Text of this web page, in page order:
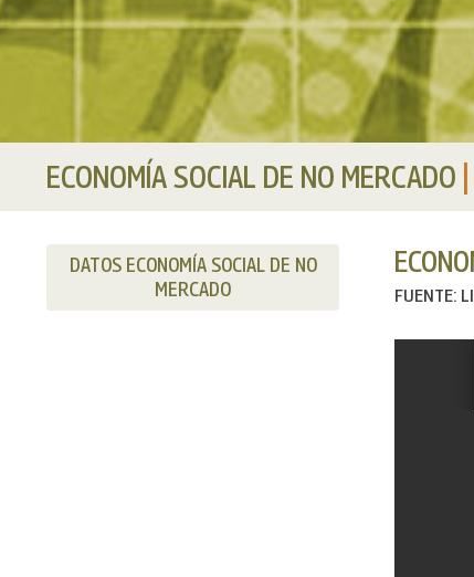
ECONOMÍA SOCIAL DE NO MERCADO
DATOS ECONOMÍA SOCIAL DE NO
MERCADO
FUENTE: